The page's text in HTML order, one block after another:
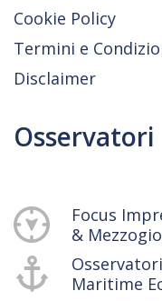
Cookie Policy
Termini e
Disclaimer
Osservatori
Focus
&
Maritime